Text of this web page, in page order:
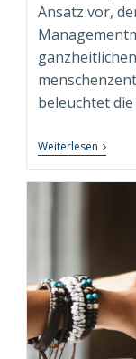
Ansatz vor,
beleuchtet
Weiterlesen